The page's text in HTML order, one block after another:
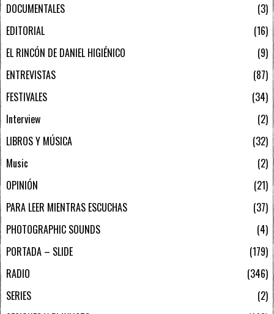
DOCUMENTALES
3
EDITORIAL
16
EL RINCÓN DE DANIEL HIGIÉNICO
9
ENTREVISTAS
87
FESTIVALES
34
Interview
2
LIBROS Y MÚSICA
32
Music
2
OPINIÓN
21
PARA LEER MIENTRAS ESCUCHAS
37
PHOTOGRAPHIC SOUNDS
4
PORTADA – SLIDE
179
RADIO
346
SERIES
2